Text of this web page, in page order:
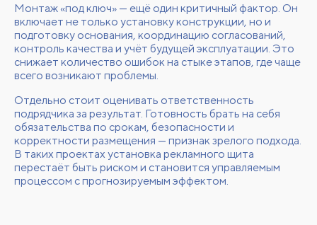
Монтаж «под ключ» — ещё один критичный фактор. Он
включает не только установку конструкции, но и
подготовку основания, координацию согласований,
контроль качества и учёт будущей эксплуатации. Это
снижает количество ошибок на стыке этапов, где чаще
всего возникают проблемы.
Отдельно стоит оценивать ответственность
подрядчика за результат. Готовность брать на себя
обязательства по срокам, безопасности и
корректности размещения — признак зрелого подхода.
В таких проектах установка рекламного щита
перестаёт быть риском и становится управляемым
процессом с прогнозируемым эффектом.